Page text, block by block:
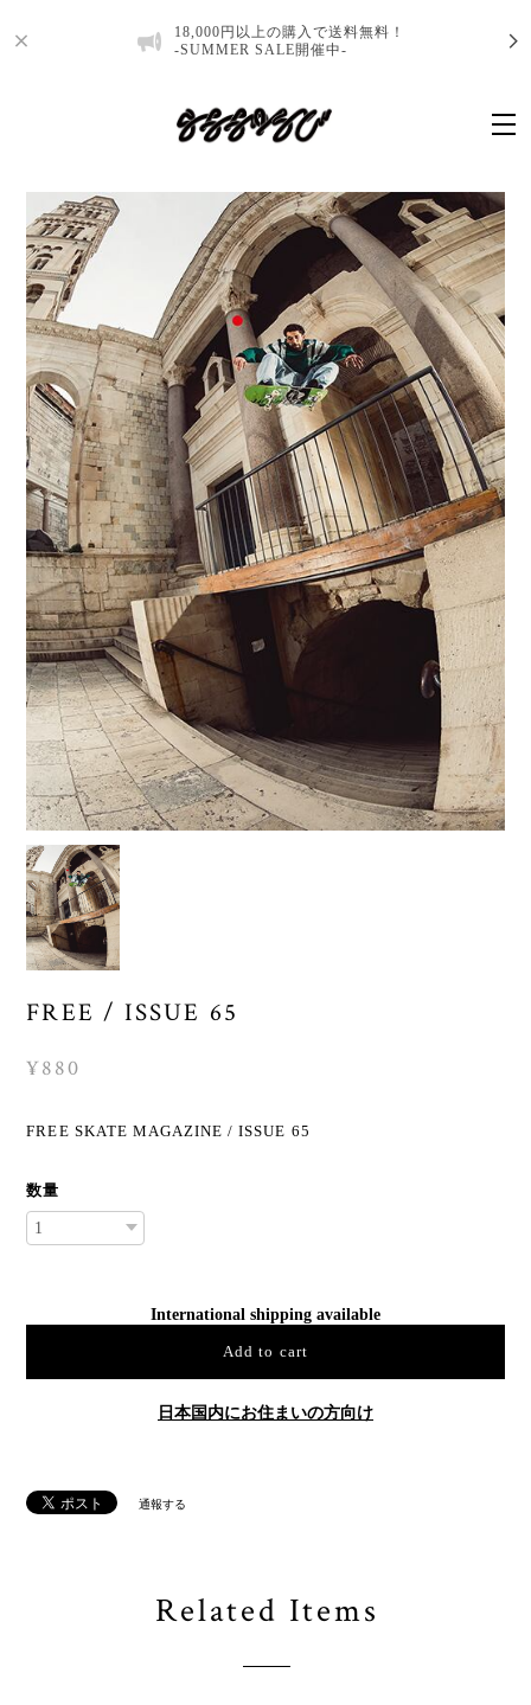
18,000円以上の購入で送料無料！
-SUMMER SALE開催中-
FREE / ISSUE 65
¥880
FREE SKATE MAGAZINE / ISSUE 65
数量
International shipping available
Add to cart
日本国内にお住まいの方向け
通報する
Related Items